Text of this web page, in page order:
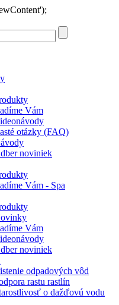
Vám
otázky (FAQ)
noviniek
Vám - Spa
Vám
noviniek
odpadových vôd
rastu rastlín
o dažďovú vodu